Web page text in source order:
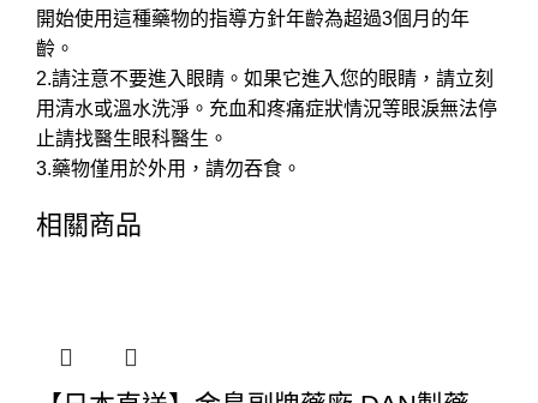
開始使用這種藥物的指導方針年齡為超過3個月的年
齡。
2.請注意不要進入眼睛。如果它進入您的眼睛，請立刻
用清水或溫水洗淨。充血和疼痛症狀情況等眼淚無法停
止請找醫生眼科醫生。
3.藥物僅用於外用，請勿吞食。
相關商品